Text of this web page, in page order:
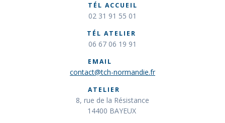
TÉL ACCUEIL
02 31 91 55 01
TÉL ATELIER
06 67 06 19 91
EMAIL
contact@tch-normandie.fr
ATELIER
8, rue de la Résistance
14400 BAYEUX